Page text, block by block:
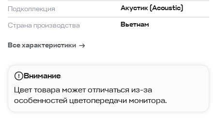
Подколлекция Акустик (Acoustic)
Страна производства Вьетнам
Все характеристики
Внимание
Цвет товара может отличаться из-за
особенностей цветопередачи монитора.